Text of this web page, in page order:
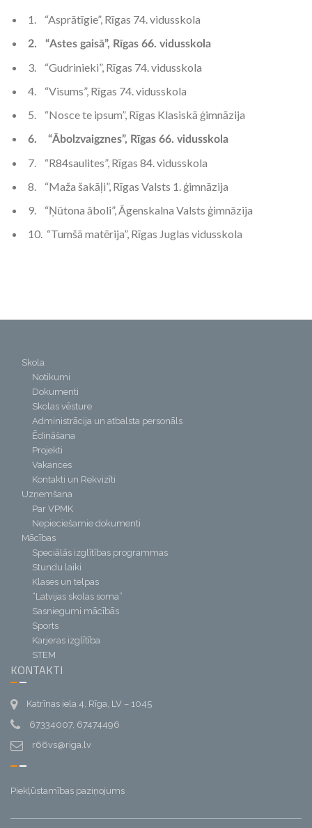
1. “Asprātīgie”, Rīgas 74. vidusskola
2. “Astes gaisā”, Rīgas 66. vidusskola
3. “Gudrinieki”, Rīgas 74. vidusskola
4. “Visums”, Rīgas 74. vidusskola
5. “Nosce te ipsum”, Rīgas Klasiskā ģimnāzija
6. “Ābolzvaigznes”, Rīgas 66. vidusskola
7. “R84saulites”, Rīgas 84. vidusskola
8. “Maža šakāļi”, Rīgas Valsts 1. ģimnāzija
9. “Ņūtona āboli”, Āgenskalna Valsts ģimnāzija
10. “Tumšā matērija”, Rīgas Juglas vidusskola
Skola
Notikumi
Dokumenti
Skolas vēsture
Administrācija un atbalsta personāls
Ēdināšana
Projekti
Vakances
Kontakti un Rekvizīti
Uzņemšana
Par VPMK
Nepieciešamie dokumenti
Mācības
Speciālās izglītības programmas
Stundu laiki
Klases un telpas
“Latvijas skolas soma”
Sasniegumi mācībās
Sports
Karjeras izglītība
STEM
KONTAKTI
Katrīnas iela 4, Rīga, LV – 1045
67334007, 67474496
r66vs@riga.lv
Piekļūstamības paziņojums